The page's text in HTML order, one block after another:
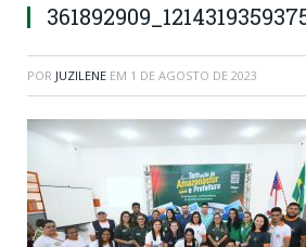
POR JUZILENE EM 1 DE AGOSTO DE 2023